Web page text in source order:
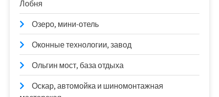
Лобня
Озеро, мини-отель
Оконные технологии, завод
Ольгин мост, база отдыха
Оскар, автомойка и шиномонтажная